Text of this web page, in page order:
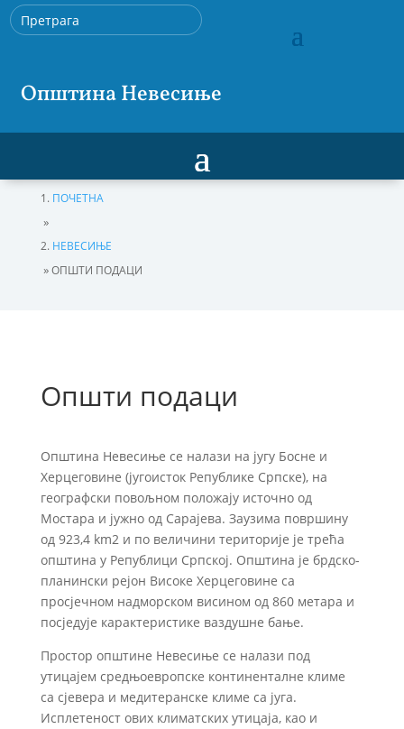
Општина Невесиње
ПОЧЕТНА
»
НЕВЕСИЊЕ
»ОПШТИ ПОДАЦИ
Општи подаци
Општина Невесиње се налази на југу Босне и
Херцеговине (југоисток Републике Српске), на
географски повољном положају источно од
Мостара и јужно од Сарајева. Заузима површину
од 923,4 km2 и по величини територије је трећа
општина у Републици Српској. Општина је брдско-
планински рејон Високе Херцеговине са
просјечном надморском висином од 860 метара и
посједује карактеристике ваздушне бање.
Простор општине Невесиње се налази под
утицајем средњоевропске континенталне климе
са сјевера и медитеранске климе са југа.
Исплетеност ових климатских утицаја, као и